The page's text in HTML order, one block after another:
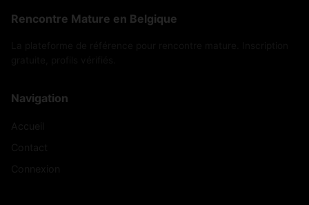
Rencontre Mature en Belgique
Navigation